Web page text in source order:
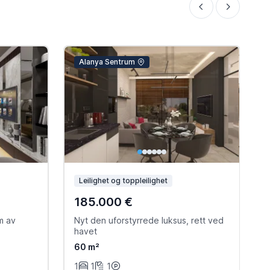
av
Alanya Sentrum
Leilighet og toppleilighet
185.000 €
Nyt den uforstyrrede luksus, rett ved
havet
60 m²
1
1 1